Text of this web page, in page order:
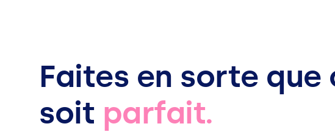
Faites en sorte
soit parfait.